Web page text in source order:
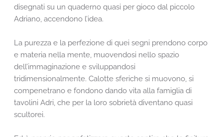
disegnati su un quaderno quasi per gioco dal piccolo
Adriano, accendono l’idea.
La purezza e la perfezione di quei segni prendono corpo
e materia nella mente, muovendosi nello spazio
dell’immaginazione e sviluppandosi
tridimensionalmente. Calotte sferiche si muovono, si
compenetrano e fondono dando vita alla famiglia di
tavolini Adri, che per la loro sobrietà diventano quasi
scultorei.